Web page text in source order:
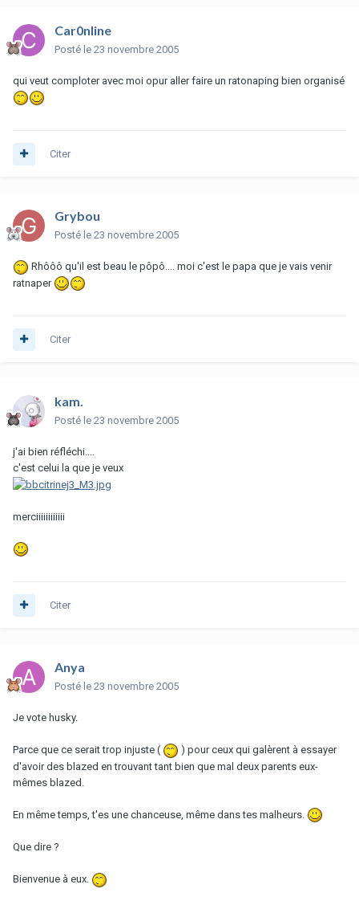
Car0nline
Posté le 23 novembre 2005
qui veut comploter avec moi opur aller faire un ratonaping bien organisé
Citer
Grybou
Posté le 23 novembre 2005
Rhôôô qu'il est beau le pôpô.... moi c'est le papa que je vais venir
ratnaper
Citer
kam.
Posté le 23 novembre 2005
j'ai bien réfléchi....
c'est celui la que je veux
merciiiiiiiiiiii
Citer
Anya
Posté le 23 novembre 2005
Je vote husky.
Parce que ce serait trop injuste (
) pour ceux qui galèrent à essayer
d'avoir des blazed en trouvant tant bien que mal deux parents eux-
mêmes blazed.
En même temps, t'es une chanceuse, même dans tes malheurs.
Que dire ?
Bienvenue à eux.